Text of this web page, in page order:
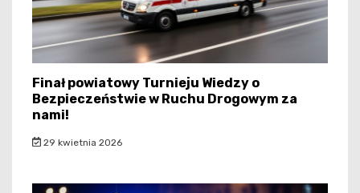
Finał powiatowy Turnieju Wiedzy o
Bezpieczeństwie w Ruchu Drogowym za
nami!
29 kwietnia 2026